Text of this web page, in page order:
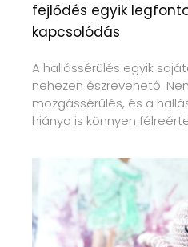
fejlődés egyik
kapcsolódás
A hallássérülés egyik
nehezen észrevehető.
mozgássérülés, és a
hiánya is könnyen